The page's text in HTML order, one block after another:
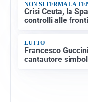
NON SI FERMA LA
Crisi Ceuta, la
controlli alle
LUTTO
Francesco
cantautore